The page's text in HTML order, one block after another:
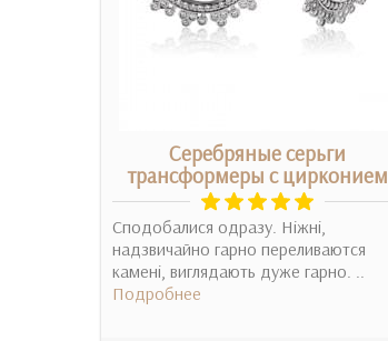
Серебряные серьги
трансформеры с цирконием
Сподобалися одразу. Ніжні,
надзвичайно гарно переливаются
камені, виглядають дуже гарно. ..
Подробнее